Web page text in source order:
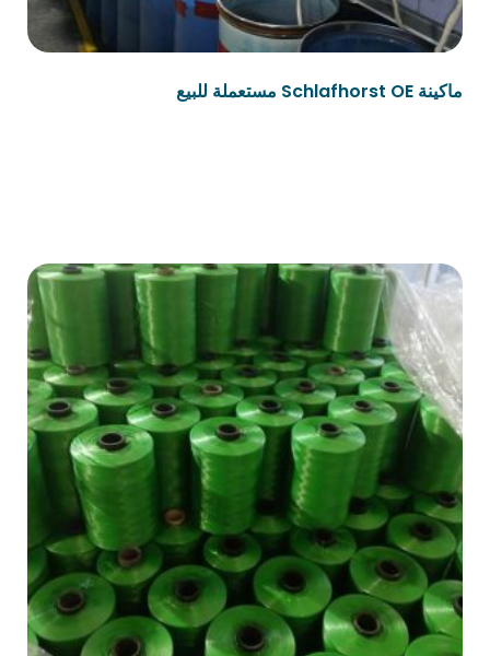
ماكينة Schlafhorst OE مستعملة للبيع